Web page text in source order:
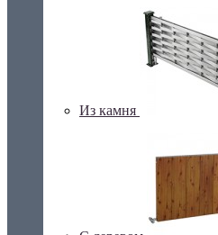
Из камня